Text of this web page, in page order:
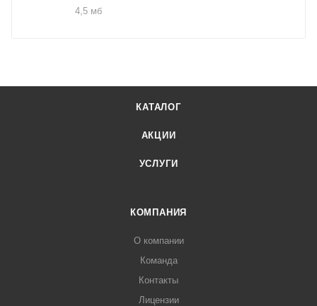
4,5 мб
КАТАЛОГ
АКЦИИ
УСЛУГИ
КОМПАНИЯ
О компании
Команда
Контакты
Лицензии